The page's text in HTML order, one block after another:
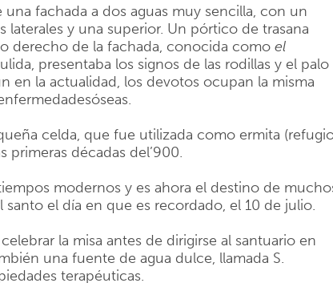
fachada a dos aguas muy sencilla, con un
y una superior. Un pórtico de trasana
derecho de la fachada, conocida como el
presentaba los signos de las rodillas y el palo
en la actualidad, los devotos ocupan la misma
celda, que fue utilizada como ermita
primeras décadas del’900.
modernos y es ahora el destino de
el día en que es recordado, el 10 de julio.
la misa antes de dirigirse al santuario en
una fuente de agua dulce, llamada S.
terapéuticas.